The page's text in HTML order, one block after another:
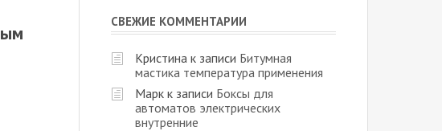
СВЕЖИЕ КОММЕНТАРИИ
Кристина к записи Битумная
мастика температура применения
Марк к записи Боксы для
автоматов электрических
внутренние